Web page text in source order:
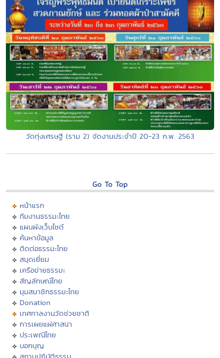
วัดทุ่งเศรษฐี (ราม 2) จัดงานประจำปี 20-23 ก.พ. 2563
Go To Top
หน้าแรก
ทีมงานธรรมะไทย
แผนผังเว็บไซต์
ค้นหาข้อมูล
ติดต่อธรรมะไทย
สมุดเยี่ยม
เครือข่ายธรรมะ
สัญลักษณ์ไทย
มุมสมาชิกธรรมะไทย
Donation
เทศกาลงานวัดช่วยชาติ
การเผยแผ่ศาสนา
ประเพณีไทย
บอกบุญ